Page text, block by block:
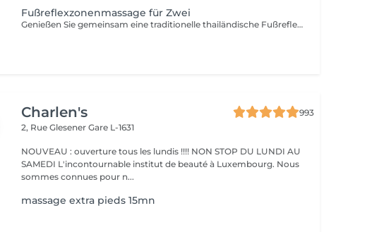
Fußreflexzonenmassage für Zwei
Genießen Sie gemeinsam eine traditionelle thailändische Fußreflexzonenmassage. Durch gezielte Drucktechniken an Füßen und Unterschenkeln hilft diese entspannende Behandlung dabei, müde Füße zu entlasten, die Durchblutung anzuregen und ein angenehmes Gefühl von Ausgeglichenheit und Wohlbefinden zu fördern.
Charlen's
993
2, Rue GlesenerGare L-1631
NOUVEAU : ouverture tous les lundis !!!! NON STOP DU LUNDI AU
SAMEDI L'incontournable institut de beauté à Luxembourg. Nous
sommes connues pour n...
massage extra pieds 15mn